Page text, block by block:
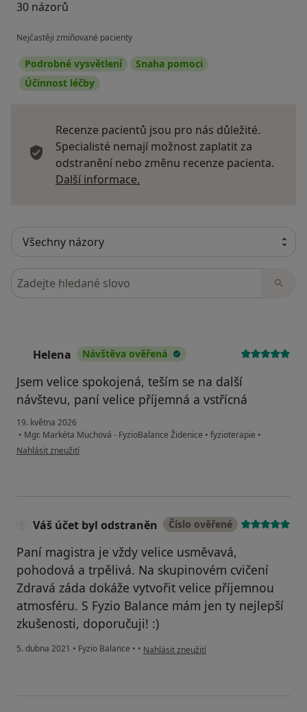
2008
Principy sezení a správné polohy
2007
Reflexní masáž
Klasické masáže
30 názorů
Nejčastěji zmiňované pacienty
Podrobné vysvětlení
Snaha pomoci
Účinnost léčby
Recenze pacientů jsou pro nás důležité.
Specialisté nemají možnost zaplatit za
odstranění nebo změnu recenze pacienta.
Další informace.
Hledejte v názorech
Helena Návštěva ověřená
Jsem velice spokojená, teším se na další
návštevu, paní velice příjemná a vstřícná
19. května 2026
• Mgr. Markéta Muchová - FyzioBalance Židenice • fyzioterapie •
podle názoru uživatele Helena
Nahlásit zneužití
Váš účet byl odstraněn Číslo ověřené
Paní magistra je vždy velice usměvavá,
pohodová a trpělivá. Na skupinovém cvičení
Zdravá záda dokáže vytvořit velice příjemnou
atmosféru. S Fyzio Balance mám jen ty nejlepší
zkušenosti, doporučuji! :)
5. dubna 2021 • Fyzio Balance • • podle názoru uživatele Váš účet byl
Nahlásit zneužití